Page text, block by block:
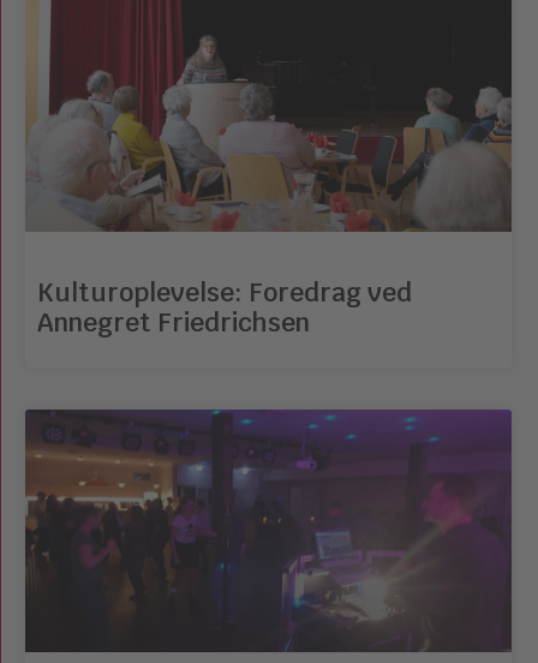
Kulturoplevelse: Foredrag ved
Annegret Friedrichsen